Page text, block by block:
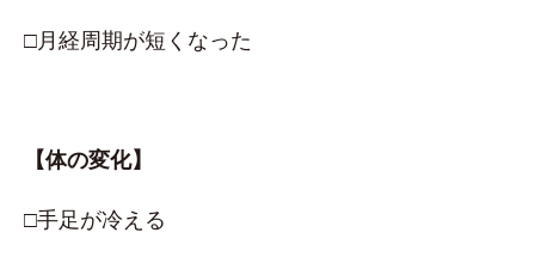
□月経周期が短くなった
【体の変化】
□手足が冷える